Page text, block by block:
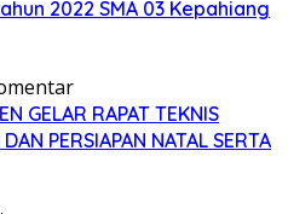
2022 SMA 03 Kepahiang
GELAR RAPAT TEKNIS
PERSIAPAN NATAL SERTA